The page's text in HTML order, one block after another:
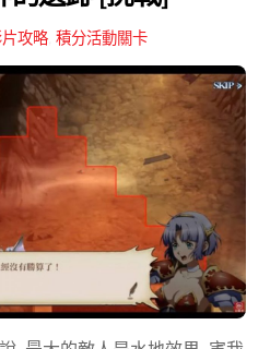
攻略 積分活動關卡